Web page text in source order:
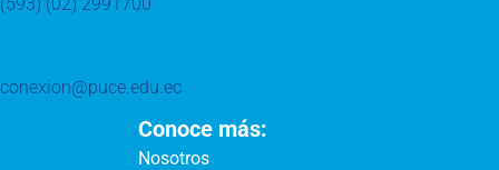
conexion@puce.edu.ec
Conoce más:
Nosotros